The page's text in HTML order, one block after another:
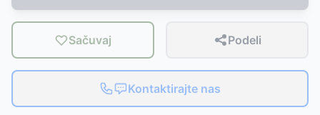
Sačuvaj Podeli
Kontaktirajte nas